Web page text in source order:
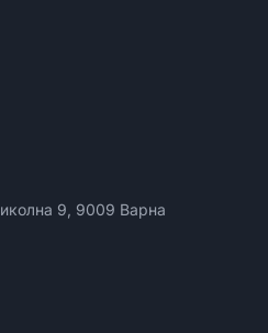
9, 9009 Варна